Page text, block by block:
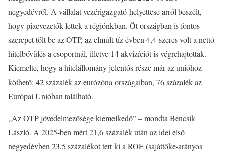
negyedévről. A vállalat vezérigazgató-helyettese arról beszélt,
hogy piacvezetők lettek a régiónkban. Öt országban is fontos
szerepet tölt be az OTP, az elmúlt tíz évben 4,4-szeres volt a nettó
hitelbővülés a csoportnál, illetve 14 akvizíciót is végrehajtottak.
Kiemelte, hogy a hitelállomány jelentős része már az unióhoz
köthető: 42 százalék az eurózóna országaiban, 76 százalék az
Európai Unióban található.
„Az OTP jövedelmezősége kiemelkedő” – mondta Bencsik
László. A 2025-ben mért 21,6 százalék után az idei első
negyedévben 23,5 százalékot tett ki a ROE (sajáttőke-arányos